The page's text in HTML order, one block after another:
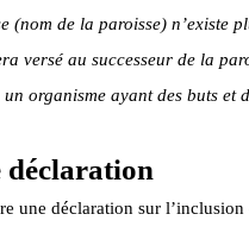
(nom de la paroisse) n’existe
versé au successeur de la
un organisme ayant des buts et
déclaration
une déclaration sur l’inclusion